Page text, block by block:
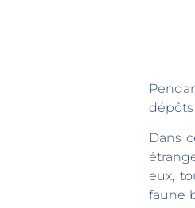
dépôts
Dans
eux,
faune